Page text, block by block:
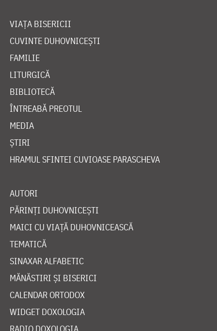
VIAȚA BISERICII
CUVINTE DUHOVNICEȘTI
FAMILIE
LITURGICĂ
BIBLIOTECĂ
ÎNTREABĂ PREOTUL
MEDIA
ȘTIRI
HRAMUL SFINTEI CUVIOASE PARASCHEVA
AUTORI
PĂRINȚI DUHOVNICEȘTI
MAICI CU VIAȚĂ DUHOVNICEASCĂ
TEMATICĂ
SINAXAR ALFABETIC
MĂNĂSTIRI ȘI BISERICI
CALENDAR ORTODOX
WIDGET DOXOLOGIA